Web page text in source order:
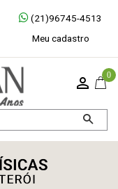
(21)96745-4513
Meu cadastro
0